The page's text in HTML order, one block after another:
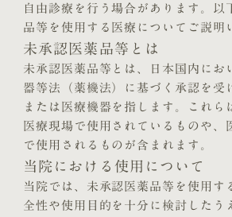
自由診療を行う場合があります。以
品等を使用する医療についてご説明
未承認医薬品等とは
未承認医薬品等とは、日本国内にお
器等法（薬機法）に基づく承認を受
または医療機器を指します。これら
医療現場で使用されているものや、
で使用されるものが含まれます。
当院における使用について
当院では、未承認医薬品等を使用す
全性や使用目的を十分に検討したう